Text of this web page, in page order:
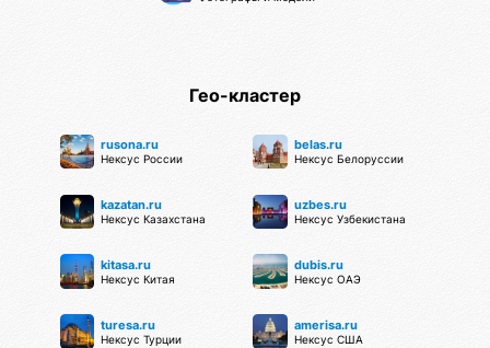
Гео-кластер
rusona.ru
Нексус России
belas.ru
Нексус Белоруссии
kazatan.ru
Нексус Казахстана
uzbes.ru
Нексус Узбекистана
kitasa.ru
Нексус Китая
dubis.ru
Нексус ОАЭ
turesa.ru
Нексус Турции
amerisa.ru
Нексус США